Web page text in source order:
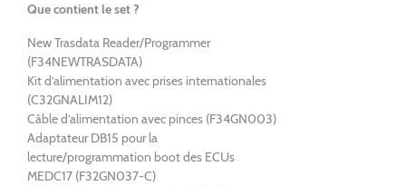
Que contient le set ?
New Trasdata Reader/Programmer
(F34NEWTRASDATA)
Kit d’alimentation avec prises internationales
(C32GNALIM12)
Câble d’alimentation avec pinces (F34GN003)
Adaptateur DB15 pour la
lecture/programmation boot des ECUs
MEDC17 (F32GN037-C)